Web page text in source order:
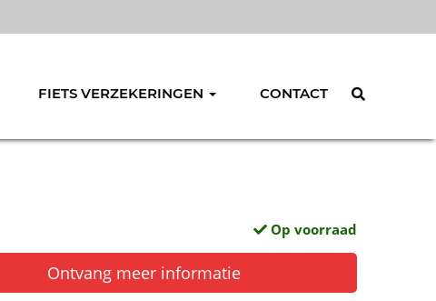
FIETS VERZEKERINGEN CONTACT
Op voorraad
Ontvang meer informatie